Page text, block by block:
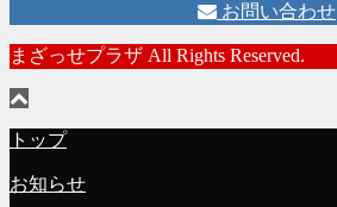
お問い合わせ
まざっせプラザ All Rights Reserved.
トップ
お知らせ